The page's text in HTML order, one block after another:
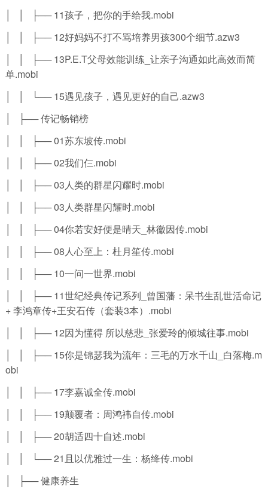
│ │ ├── 11孩子，把你的手给我.mobi
│ │ ├── 12好妈妈不打不骂培养男孩300个细节.azw3
│ │ ├── 13P.E.T父母效能训练_让亲子沟通如此高效而简
单.mobi
│ │ └── 15遇见孩子，遇见更好的自己.azw3
│ ├── 传记畅销榜
│ │ ├── 01苏东坡传.mobi
│ │ ├── 02我们仨.mobi
│ │ ├── 03人类的群星闪耀时.mobi
│ │ ├── 03人类群星闪耀时.mobi
│ │ ├── 04你若安好便是晴天_林徽因传.mobi
│ │ ├── 08人心至上：杜月笙传.mobi
│ │ ├── 10一问一世界.mobi
│ │ ├── 11世纪经典传记系列_曾国藩：呆书生乱世活命记
+ 李鸿章传+王安石传（套装3本）.mobi
│ │ ├── 12因为懂得 所以慈悲_张爱玲的倾城往事.mobi
│ │ ├── 15你是锦瑟我为流年：三毛的万水千山_白落梅.m
obi
│ │ ├── 17李嘉诚全传.mobi
│ │ ├── 19颠覆者：周鸿祎自传.mobi
│ │ ├── 20胡适四十自述.mobi
│ │ └── 21且以优雅过一生：杨绛传.mobi
│ ├── 健康养生